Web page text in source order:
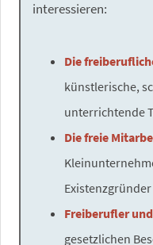
interessieren:
Die
künstlerische,
unterrichtende
Die freie
Existenzgründer
Freiberufler
gesetzlichen